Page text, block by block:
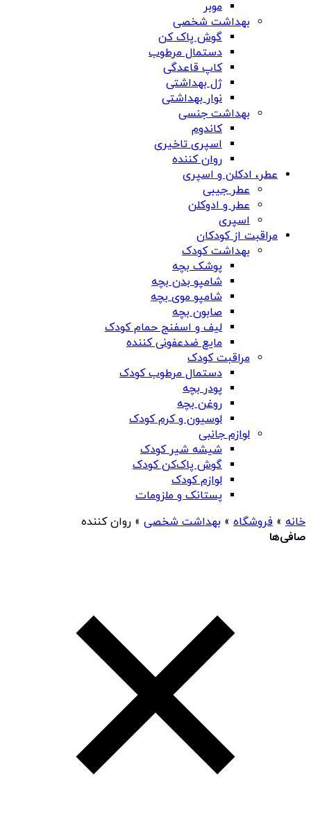
موبر
بهداشت شخصی
گوش پاک کن
دستمال مرطوب
کاپ قاعدگی
ژل بهداشتی
نوار بهداشتی
بهداشت جنسی
کاندوم
اسپری تاخیری
روان کننده
عطر، ادکلن و اسپری
عطر جیبی
عطر و ادوکلن
اسپری
مراقبت از کودکان
بهداشت کودک
پوشک بچه
شامپو بدن بچه
شامپو موی بچه
صابون بچه
لیف و اسفنج حمام کودک
مایع ضدعفونی کننده
مراقبت کودک
دستمال مرطوب کودک
پودر بچه
روغن بچه
لوسیون و کرم کودک
لوازم جانبی
شیشه شیر کودک
گوش پاک‌کن کودک
لوازم کودک
پستانک و ملزومات
خانه » فروشگاه » بهداشت شخصی » روان کننده
صافی‌ها